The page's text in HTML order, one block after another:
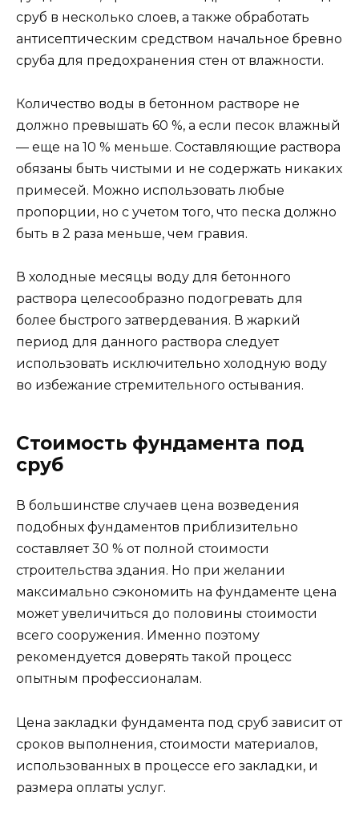
сруб в несколько слоев, а также обработать
антисептическим средством начальное бревно
сруба для предохранения стен от влажности.
Количество воды в бетонном растворе не
должно превышать 60 %, а если песок влажный
— еще на 10 % меньше. Составляющие раствора
обязаны быть чистыми и не содержать никаких
примесей. Можно использовать любые
пропорции, но с учетом того, что песка должно
быть в 2 раза меньше, чем гравия.
В холодные месяцы воду для бетонного
раствора целесообразно подогревать для
более быстрого затвердевания. В жаркий
период для данного раствора следует
использовать исключительно холодную воду
во избежание стремительного остывания.
Стоимость фундамента под
сруб
В большинстве случаев цена возведения
подобных фундаментов приблизительно
составляет 30 % от полной стоимости
строительства здания. Но при желании
максимально сэкономить на фундаменте цена
может увеличиться до половины стоимости
всего сооружения. Именно поэтому
рекомендуется доверять такой процесс
опытным профессионалам.
Цена закладки фундамента под сруб зависит от
сроков выполнения, стоимости материалов,
использованных в процессе его закладки, и
размера оплаты услуг.